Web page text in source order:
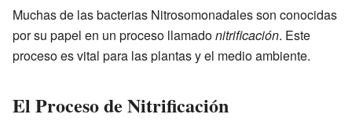
Muchas de las bacterias Nitrosomonadales son conocidas
por su papel en un proceso llamadonitrificación. Este
proceso es vital para las plantas y el medio ambiente.
El Proceso de Nitrificación